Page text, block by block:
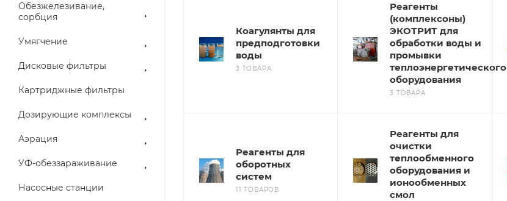
Обезжелезивание,
сорбция
Умягчение
Дисковые фильтры
Картриджные фильтры
Дозирующие комплексы
Аэрация
УФ-обеззараживание
Насосные станции
Коагулянты для
предподготовки
воды
3 ТОВАРА
Реагенты
(комплексоны)
ЭКОТРИТ для
обработки воды и
промывки
теплоэнергетического
оборудования
3 ТОВАРА
Реагенты для
оборотных
систем
11 ТОВАРОВ
Реагенты для
очистки
теплообменного
оборудования и
ионообменных
смол